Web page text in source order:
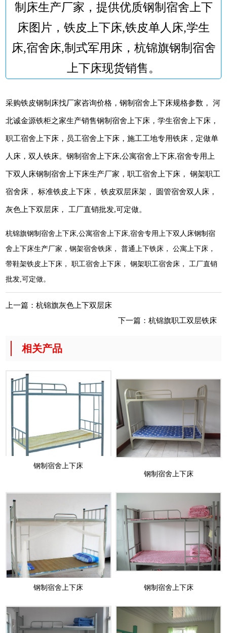
制床生产厂家，提供优质钢制宿舍上下
床图片，铁皮上下床,铁皮单人床,学生
床,宿舍床,制式军用床，杭锦旗钢制宿舍
上下床现货销售。
采购铁皮钢制床找厂家咨询价格，钢制宿舍上下床规格参数， 河
北诚金源铁柜之家生产销售钢制宿舍上下床，学生宿舍上下床，
职工宿舍上下床，员工宿舍上下床，施工工地专用铁床，定做单
人床，双人铁床。钢制宿舍上下床,公寓宿舍上下床,宿舍专用上
下双人床钢制宿舍上下床生产厂家，职工宿舍上下床， 钢架职工
宿舍床， 标准铁皮上下床， 铁皮双层床架， 圆管宿舍双人床，
灰色上下双层床， 工厂直销批发,可定做。
杭锦旗钢制宿舍上下床,公寓宿舍上下床,宿舍专用上下双人床钢制宿
舍上下床生产厂家，钢架宿舍铁床， 普通上下铁床， 公寓上下床，
带鞋架铁皮上下床， 职工宿舍上下床， 钢架职工宿舍床， 工厂直销
批发,可定做。
上一篇： 杭锦旗灰色上下双层床
下一篇：杭锦旗职工双层铁床
相关产品
钢制宿舍上下床
钢制宿舍上下床
钢制宿舍上下床 钢制宿舍上下床